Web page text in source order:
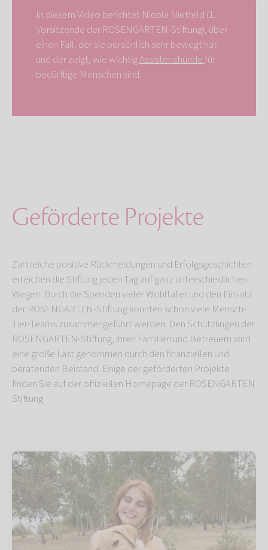
In diesem Video berichtet Nicola Nietfeld (1.
Vorsitzende der ROSENGARTEN-Stiftung), über
einen Fall, der sie persönlich sehr bewegt hat
und der zeigt, wie wichtigAssistenzhunde für
bedürftige Menschen sind.
Geförderte Projekte
Zahlreiche positive Rückmeldungen und Erfolgsgeschichten
erreichen die Stiftung jeden Tag auf ganz unterschiedlichen
Wegen. Durch die Spenden vieler Wohltäter und den Einsatz
der ROSENGARTEN-Stiftung konnten schon viele Mensch-
Tier-Teams zusammengeführt werden. Den Schützlingen der
ROSENGARTEN-Stiftung, ihren Familien und Betreuern wird
eine große Last genommen durch den finanziellen und
beratenden Beistand. Einige der geförderten Projekte
finden Sie auf der offiziellen Homepage der ROSENGARTEN
Stiftung.